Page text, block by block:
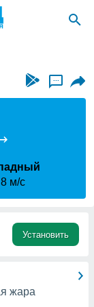
...
8 м/с
Установить
жара